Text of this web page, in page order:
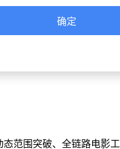
确定
范围突破、全链路电